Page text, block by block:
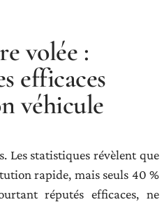
volée :
efficaces
véhicule
Les statistiques révèlent que
rapide, mais seuls 40 %
réputés efficaces, ne